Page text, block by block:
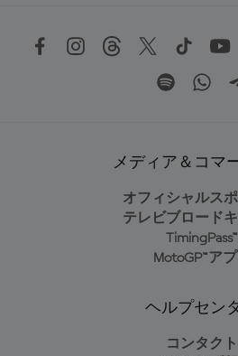
メディア＆コマ
オフィシャルス
テレビブロード
TimingPass™
MotoGP™ア
ヘルプセン
コンタクト